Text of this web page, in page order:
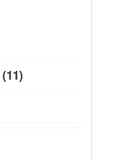
(11)